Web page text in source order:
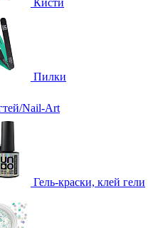
Кисти
Пилки
Nail-Art
Гель-краски, клей гели